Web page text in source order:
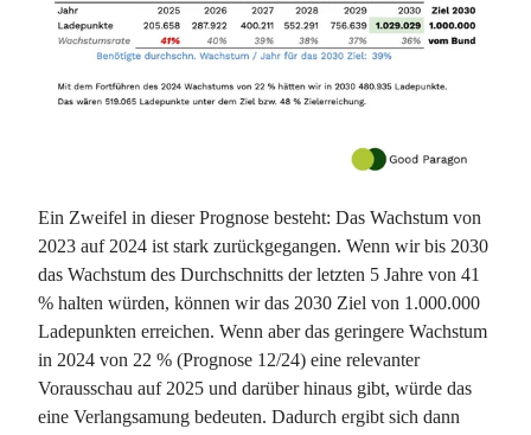
Ein Zweifel in dieser Prognose besteht: Das Wachstum von
2023 auf 2024 ist stark zurückgegangen. Wenn wir bis 2030
das Wachstum des Durchschnitts der letzten 5 Jahre von 41
% halten würden, können wir das 2030 Ziel von 1.000.000
Ladepunkten erreichen. Wenn aber das geringere Wachstum
in 2024 von 22 % (Prognose 12/24) eine relevanter
Vorausschau auf 2025 und darüber hinaus gibt, würde das
eine Verlangsamung bedeuten. Dadurch ergibt sich dann